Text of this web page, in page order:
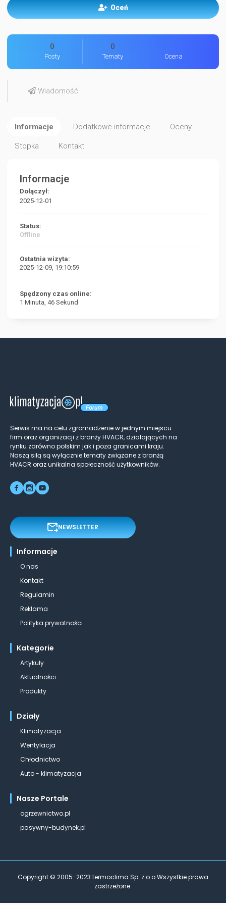
Oceń
0
Posty
0
Tematy Ocena
Wiadomość
Informacje Dodatkowe informacje Oceny
Stopka Kontakt
Informacje
Dołączył:
2025-12-01
Status:
Offline
Ostatnia wizyta:
2025-12-09, 19:10:59
Spędzony czas online:
1 Minuta, 46 Sekund
Serwis ma na celu zgromadzenie w jednym miejscu
firm oraz organizacji z branży HVACR, działających na
rynku zarówno polskim jak i poza granicami kraju.
Naszą siłą są wyłącznie tematy związane z branżą
HVACR oraz unikalna społeczność użytkowników.
NEWSLETTER
Informacje
O nas
Kontakt
Regulamin
Reklama
Polityka prywatności
Kategorie
Artykuły
Aktualności
Produkty
Działy
Klimatyzacja
Wentylacja
Chłodnictwo
Auto - klimatyzacja
Nasze Portale
ogrzewnictwo.pl
pasywny-budynek.pl
Copyright © 2005-2023 termoclima Sp. z o.o Wszystkie prawa
zastrzeżone.